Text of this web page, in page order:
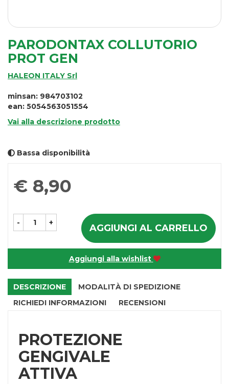
PARODONTAX COLLUTORIO
PROT GEN
HALEON ITALY Srl
minsan: 984703102
ean: 5054563051554
Vai alla descrizione prodotto
Bassa disponibilità
Prezzo
€ 8,90
- + AGGIUNGI AL CARRELLO
Aggiungi alla wishlist
DESCRIZIONE
MODALITÀ DI SPEDIZIONE
RICHIEDI INFORMAZIONI
RECENSIONI
PROTEZIONE
GENGIVALE
ATTIVA